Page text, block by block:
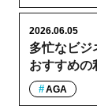
多忙なビジ
おすすめの
2026.06.05
AGA